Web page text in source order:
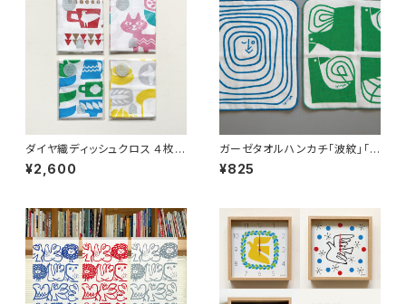
ダイヤ織ディッシュクロス ４枚セ
ット【特価！】
¥2,600
ガーゼタオルハンカチ「波紋」「４
羽の鳥」
¥825